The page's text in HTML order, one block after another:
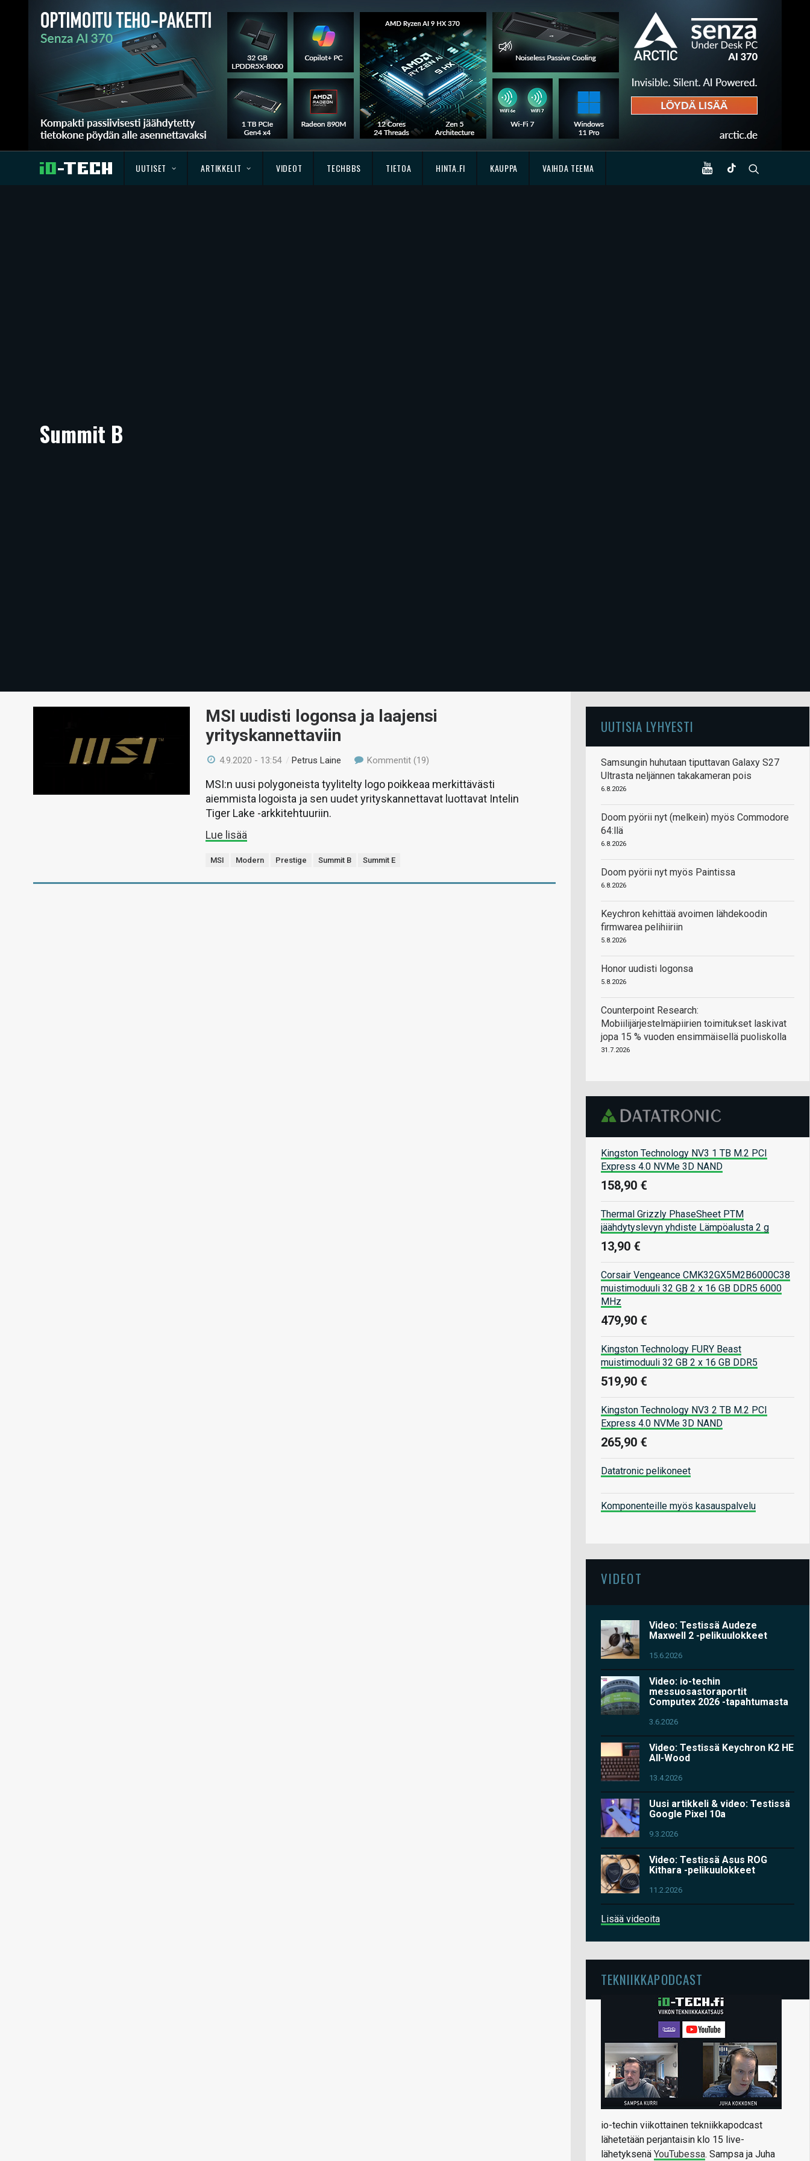
UUTISET ARTIKKELIT VIDEOT TECHBBS TIETOA HINTA.FI KAUPPA VAIHDA TEEMA
Summit B
MSI uudisti logonsa ja laajensi
yrityskannettaviin
4.9.2020 - 13:54 /Petrus Laine Kommentit (19)
MSI:n uusi polygoneista tyylitelty logo poikkeaa merkittävästi
aiemmista logoista ja sen uudet yrityskannettavat luottavat Intelin
Tiger Lake -arkkitehtuuriin.
Lue lisää
MSI Modern Prestige Summit B Summit E
UUTISIA LYHYESTI
Samsungin huhutaan tiputtavan Galaxy S27
Ultrasta neljännen takakameran pois
6.8.2026
Doom pyörii nyt (melkein) myös Commodore
64:llä
6.8.2026
Doom pyörii nyt myös Paintissa
6.8.2026
Keychron kehittää avoimen lähdekoodin
firmwarea pelihiiriin
5.8.2026
Honor uudisti logonsa
5.8.2026
Counterpoint Research:
Mobiilijärjestelmäpiirien toimitukset laskivat
jopa 15 % vuoden ensimmäisellä puoliskolla
31.7.2026
Kingston Technology NV3 1 TB M.2 PCI
Express 4.0 NVMe 3D NAND
158,90 €
Thermal Grizzly PhaseSheet PTM
jäähdytyslevyn yhdiste Lämpöalusta 2 g
13,90 €
Corsair Vengeance CMK32GX5M2B6000C38
muistimoduuli 32 GB 2 x 16 GB DDR5 6000
MHz
479,90 €
Kingston Technology FURY Beast
muistimoduuli 32 GB 2 x 16 GB DDR5
519,90 €
Kingston Technology NV3 2 TB M.2 PCI
Express 4.0 NVMe 3D NAND
265,90 €
Datatronic pelikoneet
Komponenteille myös kasauspalvelu
VIDEOT
Video: Testissä Audeze
Maxwell 2 -pelikuulokkeet
15.6.2026
Video: io-techin
messuosastoraportit
Computex 2026 -tapahtumasta
3.6.2026
Video: Testissä Keychron K2 HE
All-Wood
13.4.2026
Uusi artikkeli & video: Testissä
Google Pixel 10a
9.3.2026
Video: Testissä Asus ROG
Kithara -pelikuulokkeet
11.2.2026
Lisää videoita
TEKNIIKKAPODCAST
io-techin viikottainen tekniikkapodcast
lähetetään perjantaisin klo 15 live-
lähetyksenä YouTubessa. Sampsa ja Juha